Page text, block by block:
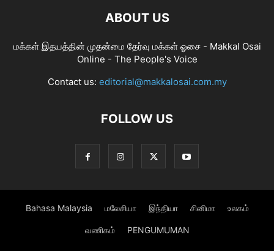
ABOUT US
மக்கள் இதயத்தின் முதன்மை தேர்வு மக்கள் ஓசை - Makkal Osai
Online - The People's Voice
Contact us: editorial@makkalosai.com.my
FOLLOW US
Bahasa Malaysia மலேசியா இந்தியா சினிமா உலகம்
வணிகம் PENGUMUMAN